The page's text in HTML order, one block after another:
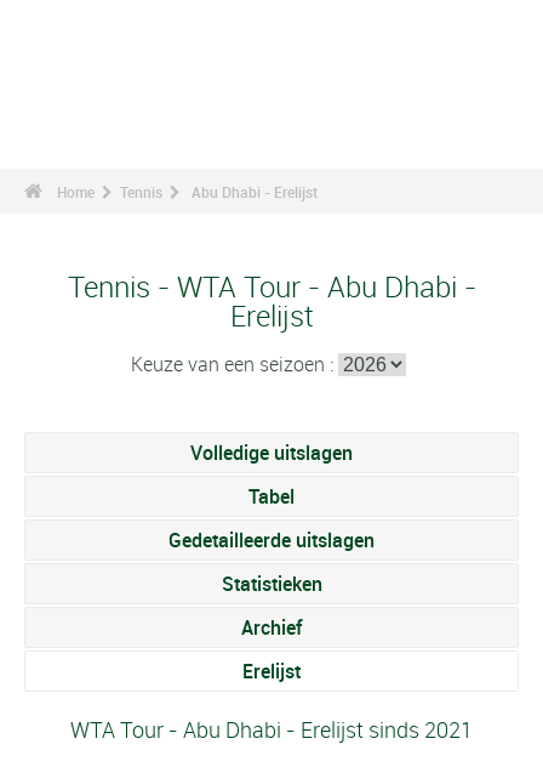
Home Tennis Abu Dhabi - Erelijst
Tennis - WTA Tour - Abu Dhabi -
Erelijst
Keuze van een seizoen :
Volledige uitslagen
Tabel
Gedetailleerde uitslagen
Statistieken
Archief
Erelijst
WTA Tour - Abu Dhabi - Erelijst sinds 2021